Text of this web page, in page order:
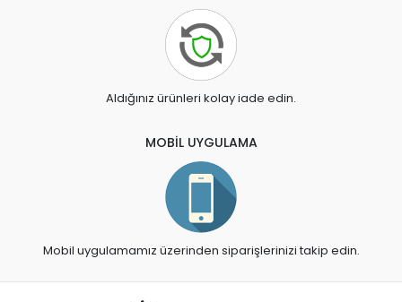
Aldığınız ürünleri kolay iade edin.
MOBİL UYGULAMA
Mobil uygulamamız üzerinden siparişlerinizi takip edin.